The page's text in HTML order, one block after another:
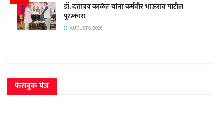
डॉ. दत्तात्रय काळेल यांना कर्मवीर भाऊराव पाटील
पुरस्कारा
AUGUST 6, 2026
फेसबुक पेज